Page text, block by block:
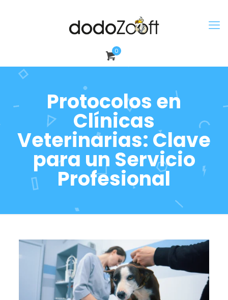
0
Protocolos en
Clínicas
Veterinarias: Clave
para un Servicio
Profesional